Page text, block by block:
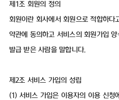
제1조 회원의 정의
회원이란 회사에서 회원으로 적합하다
약관에 동의하고 서비스의 회원가입
발급 받은 사람을 말합니다.
제2조 서비스 가입의 성립
(1) 서비스 가입은 이용자의 이용 신청